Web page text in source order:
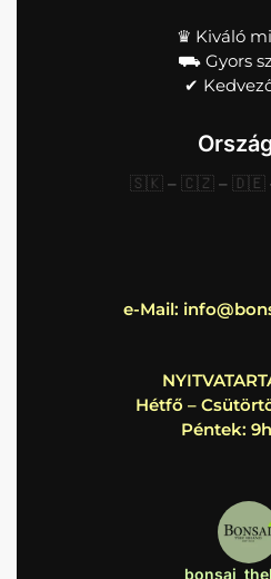
♛ Kiváló
⛟ Gyors
✔︎
🇸🇰 – 🇨🇿 – 🇩🇪
e-Mail:
Hétfő –
Péntek: